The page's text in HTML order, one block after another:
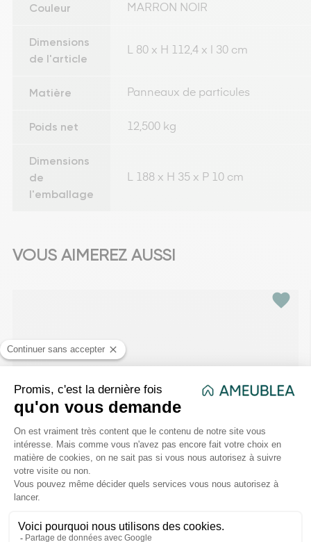
Couleur MARRON NOIR
Dimensions
de l'article
L 80 x H 112,4 x l 30 cm
Matière Panneaux de particules
Poids net 12,500 kg
Dimensions
de
l'emballage
L 188 x H 35 x P 10 cm
VOUS AIMEREZ AUSSI
favorite